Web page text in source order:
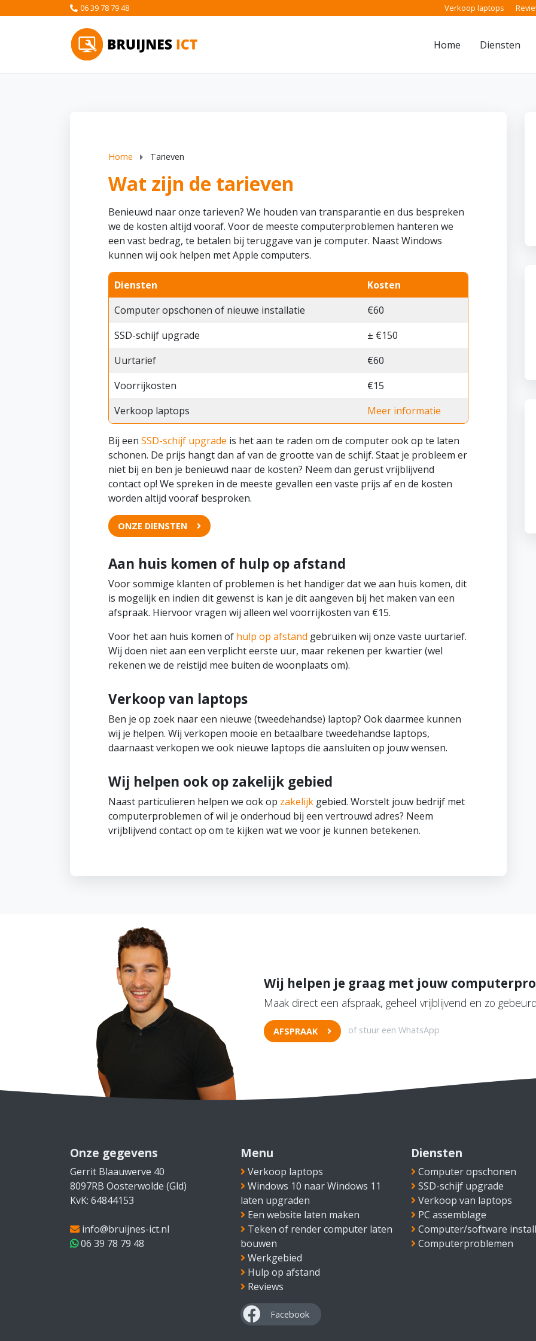
06 39 78 79 48 Verkoop laptops
Home Diensten
Home Tarieven
Wat zijn de tarieven
Benieuwd naar onze tarieven? We houden van transparantie en dus bespreken
we de kosten altijd vooraf. Voor de meeste computerproblemen hanteren we
een vast bedrag, te betalen bij teruggave van je computer. Naast Windows
kunnen wij ook helpen met Apple computers.
Diensten
Kosten
Computer opschonen of nieuwe installatie
€60
SSD-schijf upgrade
± €150
Uurtarief
€60
Voorrijkosten
€15
Verkoop laptops
Meer informatie
Bij een SSD-schijf upgrade is het aan te raden om de computer ook op te laten
schonen. De prijs hangt dan af van de grootte van de schijf. Staat je probleem er
niet bij en ben je benieuwd naar de kosten? Neem dan gerust vrijblijvend
contact op! We spreken in de meeste gevallen een vaste prijs af en de kosten
worden altijd vooraf besproken.
ONZE DIENSTEN
Aan huis komen of hulp op afstand
Voor sommige klanten of problemen is het handiger dat we aan huis komen, dit
is mogelijk en indien dit gewenst is kan je dit aangeven bij het maken van een
afspraak. Hiervoor vragen wij alleen wel voorrijkosten van €15.
Voor het aan huis komen of hulp op afstand gebruiken wij onze vaste uurtarief.
Wij doen niet aan een verplicht eerste uur, maar rekenen per kwartier (wel
rekenen we de reistijd mee buiten de woonplaats om).
Verkoop van laptops
Ben je op zoek naar een nieuwe (tweedehandse) laptop? Ook daarmee kunnen
wij je helpen. Wij verkopen mooie en betaalbare tweedehandse laptops,
daarnaast verkopen we ook nieuwe laptops die aansluiten op jouw wensen.
Wij helpen ook op zakelijk gebied
Naast particulieren helpen we ook op zakelijk gebied. Worstelt jouw bedrijf met
computerproblemen of wil je onderhoud bij een vertrouwd adres? Neem
vrijblijvend contact op om te kijken wat we voor je kunnen betekenen.
Wij helpen je graag met jouw
Maak direct een afspraak, geheel vrijblijvend en zo
AFSPRAAK of stuur een WhatsApp
Onze gegevens
Gerrit Blaauwerve 40
8097RB Oosterwolde (Gld)
KvK: 64844153
info@bruijnes-ict.nl
06 39 78 79 48
Menu
Verkoop laptops
Windows 10 naar Windows 11
laten upgraden
Een website laten maken
Teken of render computer laten
bouwen
Werkgebied
Hulp op afstand
Reviews
Diensten
Computer opschonen
SSD-schijf upgrade
Verkoop van laptops
PC assemblage
Computer/software
Computerproblemen